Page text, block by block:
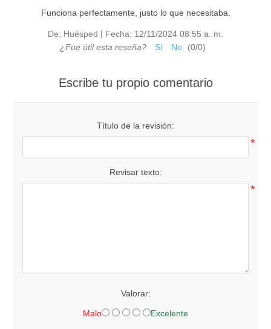
Funciona perfectamente, justo lo que necesitaba.
De: Huésped | Fecha: 12/11/2024 08:55 a. m.
¿Fue útil esta reseña?
Sí No (0/0)
Escribe tu propio comentario
Título de la revisión:
*
Revisar texto:
*
Valorar:
Malo Excelente